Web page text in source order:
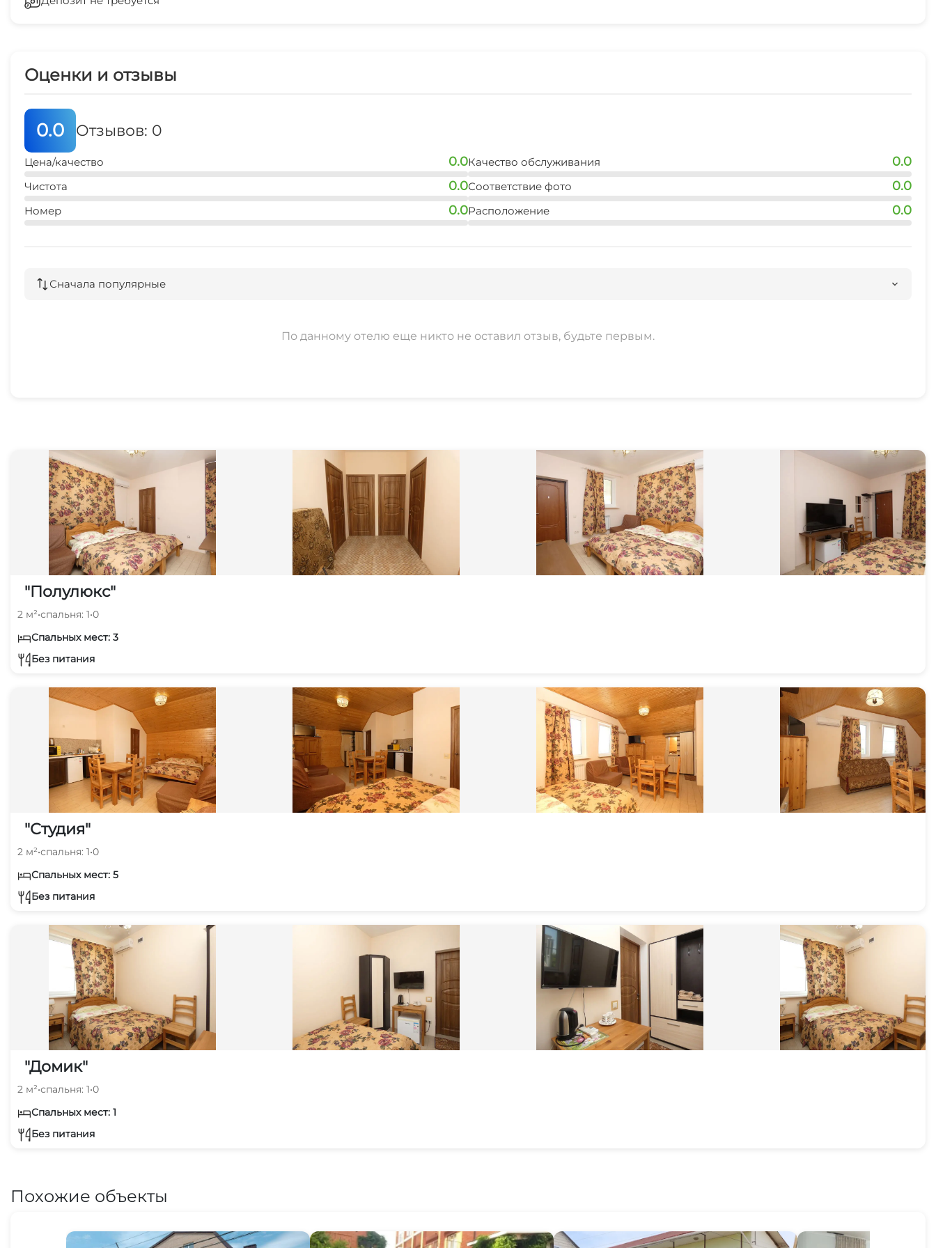
Оценки и отзывы
0.0 Отзывов: 0
Цена/качество 0.0
Чистота 0.0
Номер 0.0
Качество обслуживания 0.0
Соответствие фото 0.0
Расположение 0.0
Сначала популярные
По данному отелю еще никто не оставил отзыв, будьте первым.
"Полулюкс"
2 м²•спальня: 1•0
Спальных мест: 3
Без питания
"Студия"
2 м²•спальня: 1•0
Спальных мест: 5
Без питания
"Домик"
2 м²•спальня: 1•0
Спальных мест: 1
Без питания
Похожие объекты